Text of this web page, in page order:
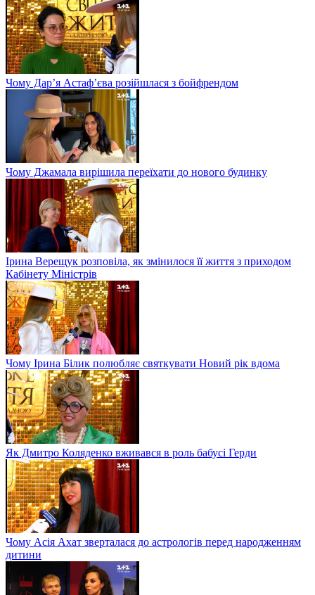
Чому Дар’я Астаф’єва розійшлася з бойфрендом
Чому Джамала вирішила переїхати до нового будинку
Ірина Верещук розповіла, як змінилося її життя з приходом
Кабінету Міністрів
Чому Ірина Білик полюбляє святкувати Новий рік вдома
Як Дмитро Коляденко вживався в роль бабусі Герди
Чому Асія Ахат зверталася до астрологів перед народженням
дитини